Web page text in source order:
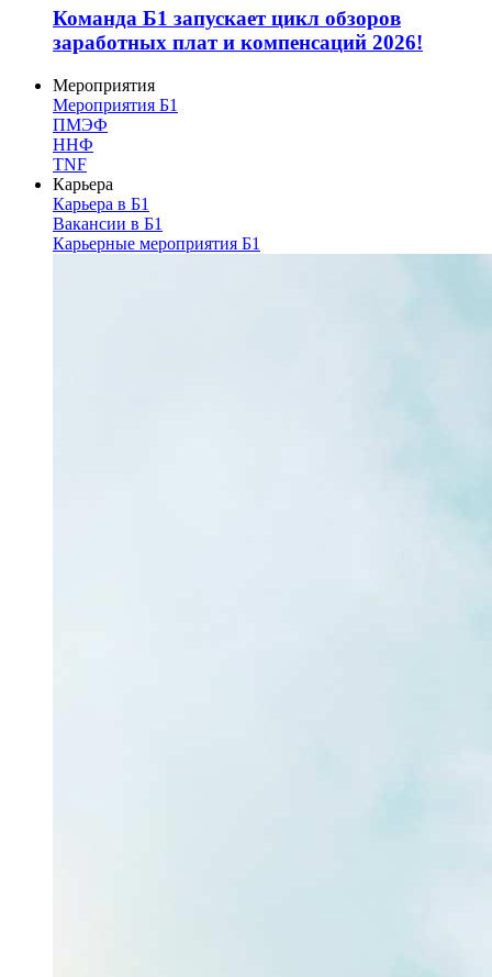
Команда Б1 запускает цикл обзоров
заработных плат и компенсаций 2026!
Мероприятия
Мероприятия Б1
ПМЭФ
ННФ
TNF
Карьера
Карьера в Б1
Вакансии в Б1
Карьерные мероприятия Б1